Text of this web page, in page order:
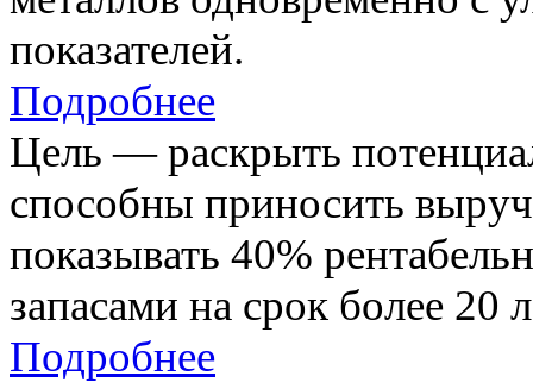
показателей.
Подробнее
Цель — раскрыть
способны приносить
показывать 40%
запасами на срок более 20
Подробнее